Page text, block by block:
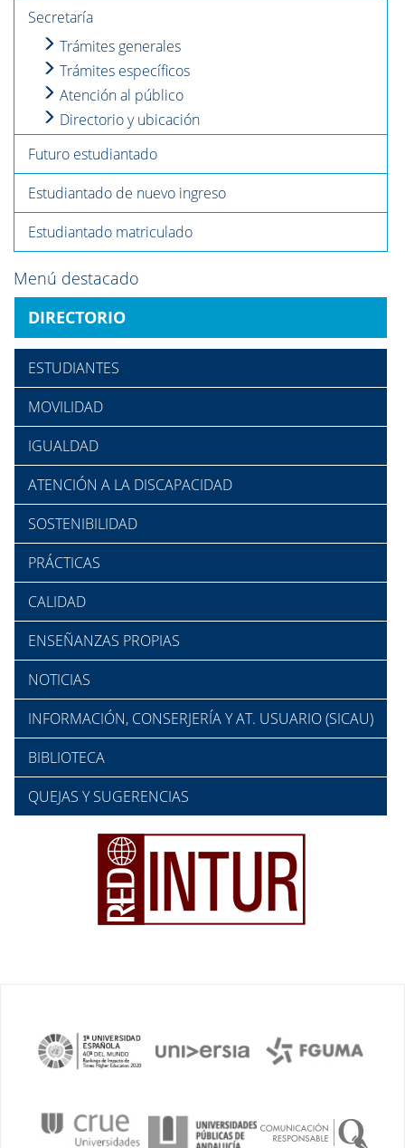
Secretaría
Trámites generales
Trámites específicos
Atención al público
Directorio y ubicación
Futuro estudiantado
Estudiantado de nuevo ingreso
Estudiantado matriculado
Menú destacado
DIRECTORIO
ESTUDIANTES
MOVILIDAD
IGUALDAD
ATENCIÓN A LA DISCAPACIDAD
SOSTENIBILIDAD
PRÁCTICAS
CALIDAD
ENSEÑANZAS PROPIAS
NOTICIAS
INFORMACIÓN, CONSERJERÍA Y AT. USUARIO (SICAU)
BIBLIOTECA
QUEJAS Y SUGERENCIAS